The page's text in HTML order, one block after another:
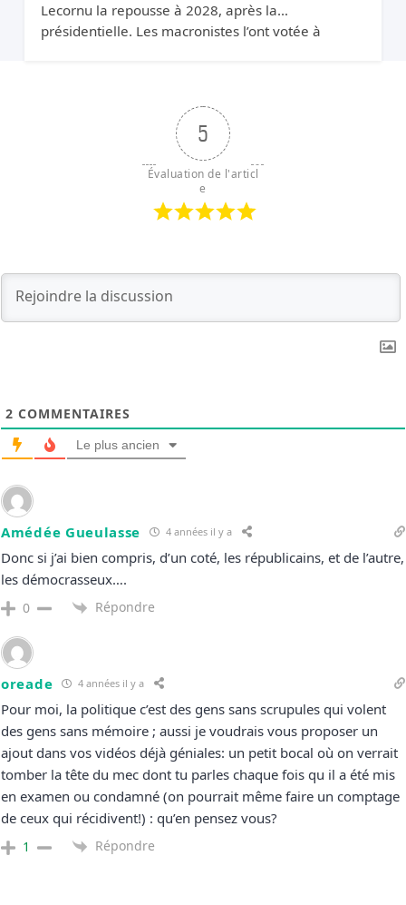
Lecornu la repousse à 2028, après la
présidentielle. Les macronistes l’ont votée à
5
Évaluation de l'articl
e
2 COMMENTAIRES
Le plus ancien
Amédée Gueulasse 4 années il y a
Donc si j’ai bien compris, d’un coté, les républicains, et de l’autre,
les démocrasseux….
0 Répondre
oreade 4 années il y a
Pour moi, la politique c’est des gens sans scrupules qui volent
des gens sans mémoire ; aussi je voudrais vous proposer un
ajout dans vos vidéos déjà géniales: un petit bocal où on verrait
tomber la tête du mec dont tu parles chaque fois qu il a été mis
en examen ou condamné (on pourrait même faire un comptage
de ceux qui récidivent!) : qu’en pensez vous?
1 Répondre